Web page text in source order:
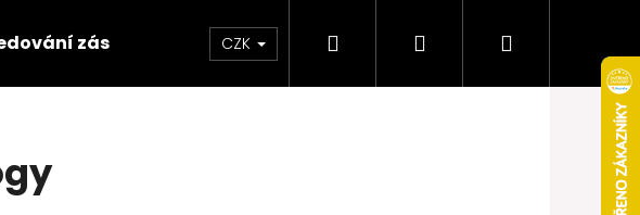
zásilek Obchodní podmínky Věrnostní program
CZK Hledat PřihlášeníNákupní